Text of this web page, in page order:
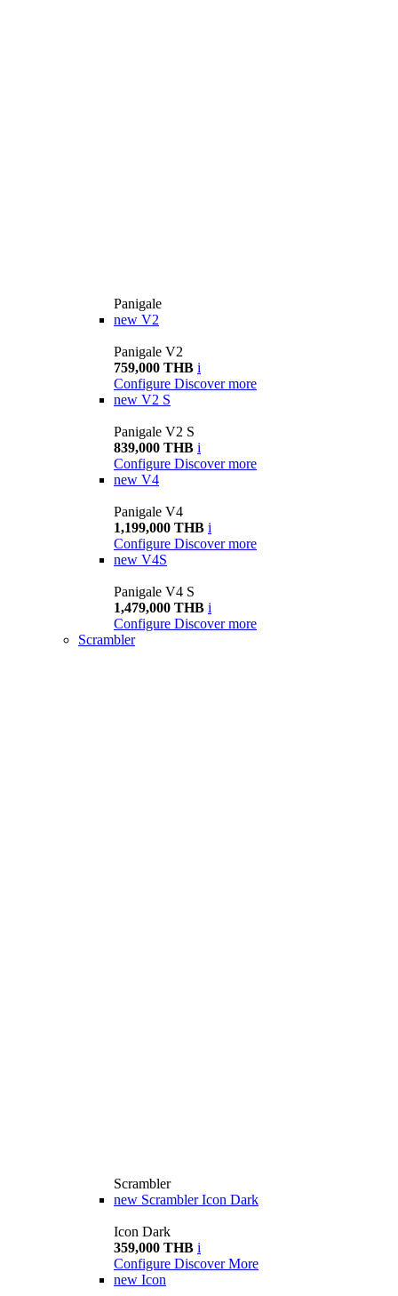
Panigale
new V2
Panigale V2
759,000 THB i
Configure Discover more
new V2 S
Panigale V2 S
839,000 THB i
Configure Discover more
new V4
Panigale V4
1,199,000 THB i
Configure Discover more
new V4S
Panigale V4 S
1,479,000 THB i
Configure Discover more
Scrambler
Scrambler
new Scrambler Icon Dark
Icon Dark
359,000 THB i
Configure Discover More
new Icon